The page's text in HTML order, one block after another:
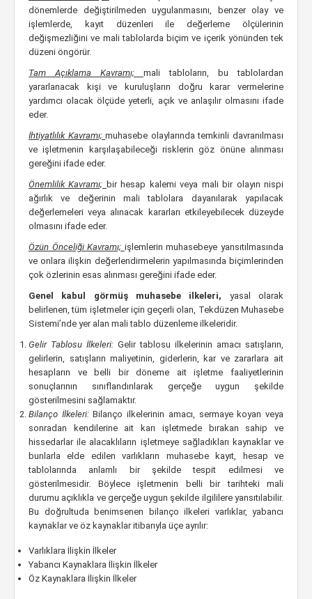
dönemlerde değiştirilmeden uygulanmasını, benzer olay ve
işlemlerde, kayıt düzenleri ile değerleme ölçülerinin
değişmezliğini ve mali tablolarda biçim ve içerik yönünden tek
düzeni öngörür.
Tam Açıklama Kavramı; mali tabloların, bu tablolardan
yararlanacak kişi ve kuruluşların doğru karar vermelerine
yardımcı olacak ölçüde yeterli, açık ve anlaşılır olmasını ifade
eder.
İhtiyatlılık Kavramı;muhasebe olaylarında temkinli davranılması
ve işletmenin karşılaşabileceği risklerin göz önüne alınması
gereğini ifade eder.
Önemlilik Kavramı; bir hesap kalemi veya mali bir olayın nispi
ağırlık ve değerinin mali tablolara dayanılarak yapılacak
değerlemeleri veya alınacak kararları etkileyebilecek düzeyde
olmasını ifade eder.
Özün Önceliği Kavramı; işlemlerin muhasebeye yansıtılmasında
ve onlara ilişkin değerlendirmelerin yapılmasında biçimlerinden
çok özlerinin esas alınması gereğini ifade eder.
Genel kabul görmüş muhasebe ilkeleri, yasal olarak
belirlenen, tüm işletmeler için geçerli olan, Tekdüzen Muhasebe
Sistemi’nde yer alan mali tablo düzenleme ilkeleridir.
Gelir Tablosu İlkeleri: Gelir tablosu ilkelerinin amacı satışların,
gelirlerin, satışların maliyetinin, giderlerin, kar ve zararlara ait
hesapların ve belli bir döneme ait işletme faaliyetlerinin
sonuçlarının sınıflandırılarak gerçeğe uygun şekilde
gösterilmesini sağlamaktır.
Bilanço İlkeleri:Bilanço ilkelerinin amacı, sermaye koyan veya
sonradan kendilerine ait karı işletmede bırakan sahip ve
hissedarlar ile alacaklıların işletmeye sağladıkları kaynaklar ve
bunlarla elde edilen varlıkların muhasebe kayıt, hesap ve
tablolarında anlamlı bir şekilde tespit edilmesi ve
gösterilmesidir. Böylece işletmenin belli bir tarihteki mali
durumu açıklıkla ve gerçeğe uygun şekilde ilgililere yansıtılabilir.
Bu doğrultuda benimsenen bilanço ilkeleri varlıklar, yabancı
kaynaklar ve öz kaynaklar itibarıyla üçe ayrılır:
Varlıklara İlişkin İlkeler
Yabancı Kaynaklara İlişkin İlkeler
Öz Kaynaklara İlişkin İlkeler